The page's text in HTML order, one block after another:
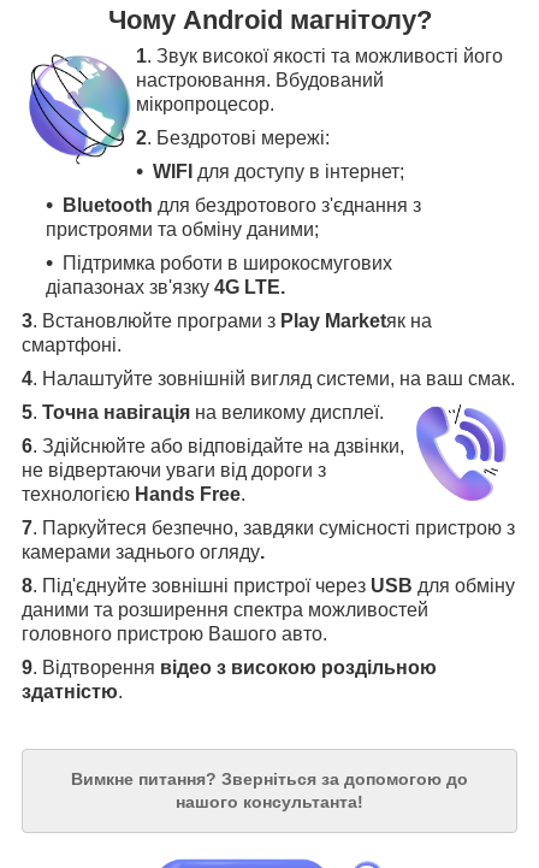
Чому Android магнітолу?
1. Звук високої якості та можливості його
настроювання. Вбудований
мікропроцесор.
2. Бездротові мережі:
WIFI для доступу в інтернет;
Bluetooth для бездротового з'єднання з
пристроями та обміну даними;
Підтримка роботи в широкосмугових
діапазонах зв'язку 4G LTE.
3. Встановлюйте програми з Play Marketяк на
смартфоні.
4. Налаштуйте зовнішній вигляд системи, на ваш смак.
5. Точна навігація на великому дисплеї.
6. Здійснюйте або відповідайте на дзвінки,
не відвертаючи уваги від дороги з
технологією Hands Free.
7. Паркуйтеся безпечно, завдяки сумісності пристрою з
камерами заднього огляду.
8. Під'єднуйте зовнішні пристрої через USB для обміну
даними та розширення спектра можливостей
головного пристрою Вашого авто.
9. Відтворення відео з високою роздільною
здатністю.
Вимкне питання? Зверніться за допомогою до
нашого консультанта!